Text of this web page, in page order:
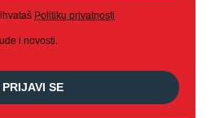
Politiku privatnosti
i novosti.
PRIJAVI SE